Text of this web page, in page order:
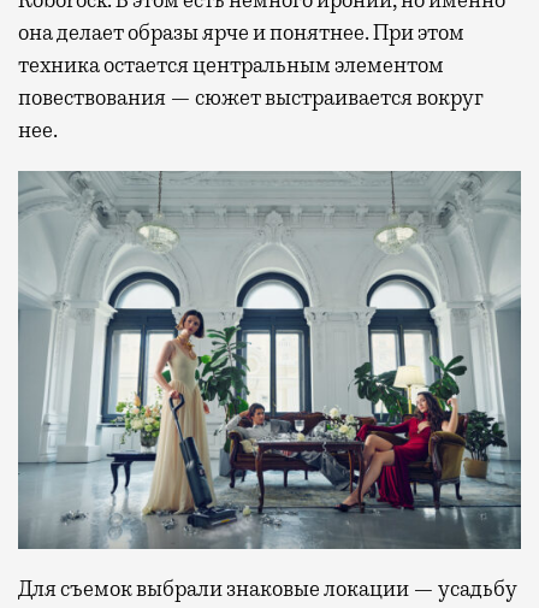
она делает образы ярче и понятнее. При этом
техника остается центральным элементом
повествования — сюжет выстраивается вокруг
нее.
Для съемок выбрали знаковые локации — усадьбу